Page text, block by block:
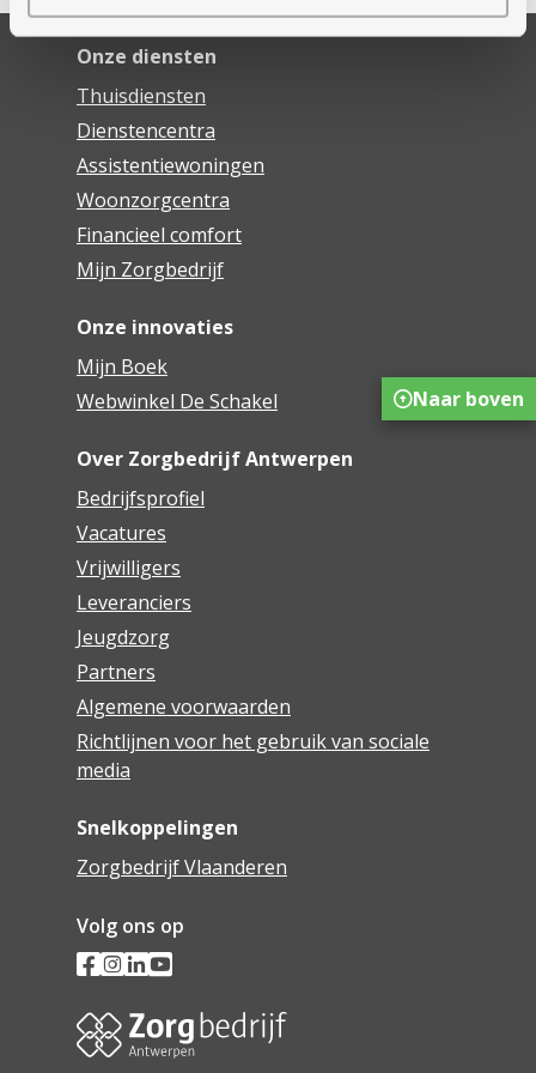
Onze diensten
Thuisdiensten
Dienstencentra
Assistentiewoningen
Woonzorgcentra
Financieel comfort
Mijn Zorgbedrijf
Onze innovaties
Mijn Boek
Webwinkel De Schakel
Over Zorgbedrijf Antwerpen
Bedrijfsprofiel
Vacatures
Vrijwilligers
Leveranciers
Jeugdzorg
Partners
Algemene voorwaarden
Richtlijnen voor het gebruik van sociale
media
Snelkoppelingen
Zorgbedrijf Vlaanderen
Volg ons op
Naar boven